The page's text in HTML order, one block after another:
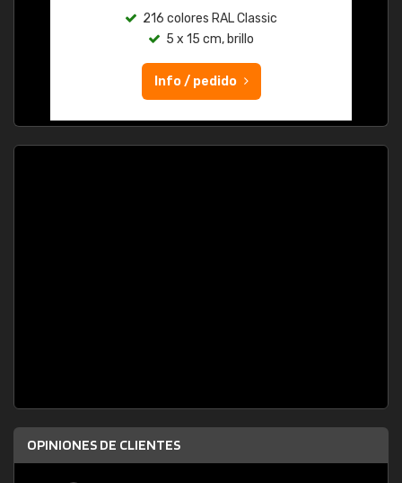
216 colores RAL Classic
5 x 15 cm, brillo
Info / pedido
OPINIONES DE CLIENTES